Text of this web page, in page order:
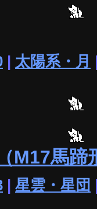
| 太陽系・月
M17馬蹄
| 星雲・星団